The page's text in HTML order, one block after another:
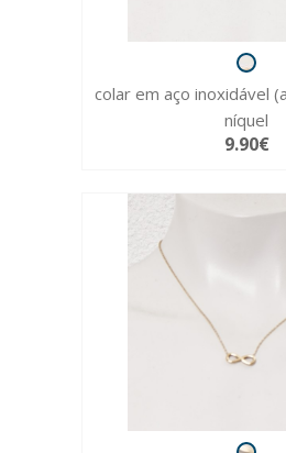
colar em aço inoxidável
níquel
9.90€